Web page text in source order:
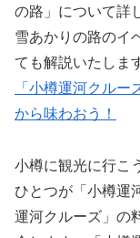
の路」について詳
雪あかりの路のイ
ても解説いたしま
「小樽運河クル
から味わおう！
小樽に観光に行こ
ひとつが「小樽運
運河クルーズ」の